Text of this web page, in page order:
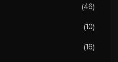
46
10
16